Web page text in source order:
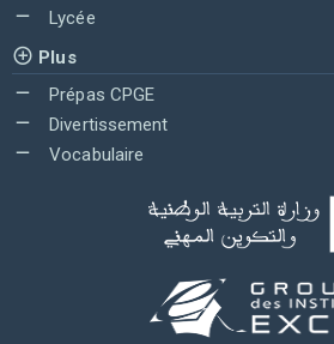
Lycée
Plus
Prépas CPGE
Divertissement
Vocabulaire